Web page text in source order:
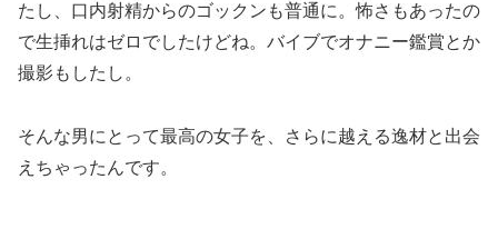
たし、口内射精からのゴックンも普通に。怖さもあったの
で生挿れはゼロでしたけどね。バイブでオナニー鑑賞とか
撮影もしたし。
そんな男にとって最高の女子を、さらに越える逸材と出会
えちゃったんです。